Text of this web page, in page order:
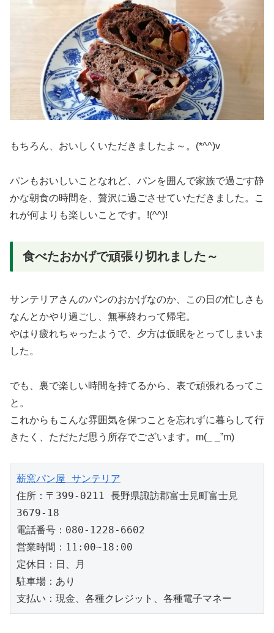
もちろん、おいしくいただきましたよ～。(*^^)v
パンもおいしいことなれど、パンを囲んで家族で過ごす静
かな朝食の時間を、贅沢に過ごさせていただきました。こ
れが何よりも楽しいことです。!(^^)!
食べたおかげで頑張り切れました～
サンテリアさんのパンのおかげなのか、この日の忙しさも
なんとかやり過ごし、無事終わって帰宅。
やはり疲れちゃったようで、夕方は仮眠をとってしまいま
した。
でも、裏で楽しい時間を持てるから、表で頑張れるってこ
と。
これからもこんな雰囲気を保つことを忘れずに暮らして行
きたく、ただただ思う所存でございます。m(_ _”m)
薪窯パン屋 サンテリア
住所：〒399-0211 長野県諏訪郡富士見町富士見
3679-18
電話番号：080-1228-6602
営業時間：11:00~18:00
定休日：日、月
駐車場：あり
支払い：現金、各種クレジット、各種電子マネー